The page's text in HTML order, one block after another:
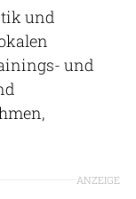
und
und
ANZEIGE